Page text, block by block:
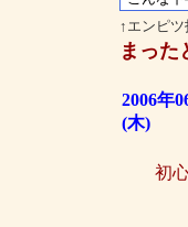
↑エンピ
まった
2006年
(木)
初